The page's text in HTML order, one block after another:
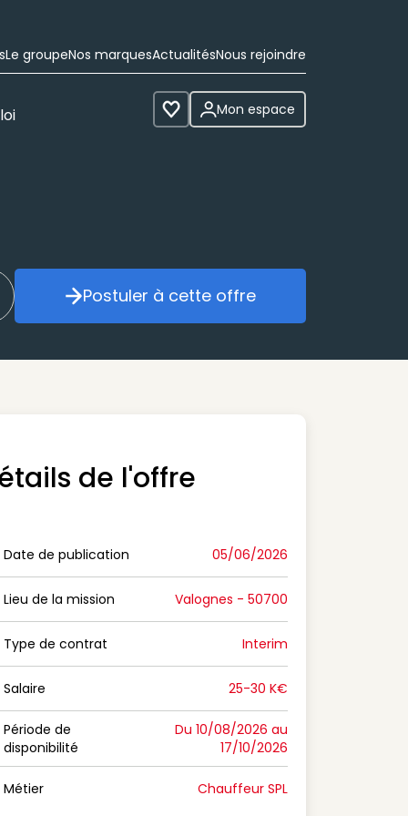
Le groupeNos marquesActualitésNous rejoindre
Voir les favoris
Mon espace
mon alerte Postuler à cette offre
Postuler à cette offre
de l'offre
Date de publication
Date de publication 05/06/2026
Lieu de la mission
Lieu de la mission Valognes - 50700
Type de contrat
Type de contrat Interim
Salaire
Salaire 25-30 K€
Période de disponibilité
Période de
disponibilité
Du 10/08/2026 au
17/10/2026
Métier Chauffeur SPL